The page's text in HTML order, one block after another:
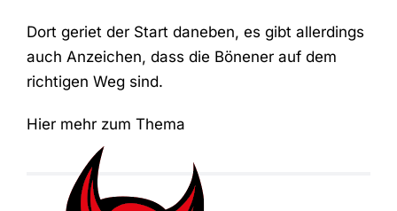
Dort geriet der Start daneben, es gibt allerdings
auch Anzeichen, dass die Bönener auf dem
richtigen Weg sind.
Hier mehr zum Thema